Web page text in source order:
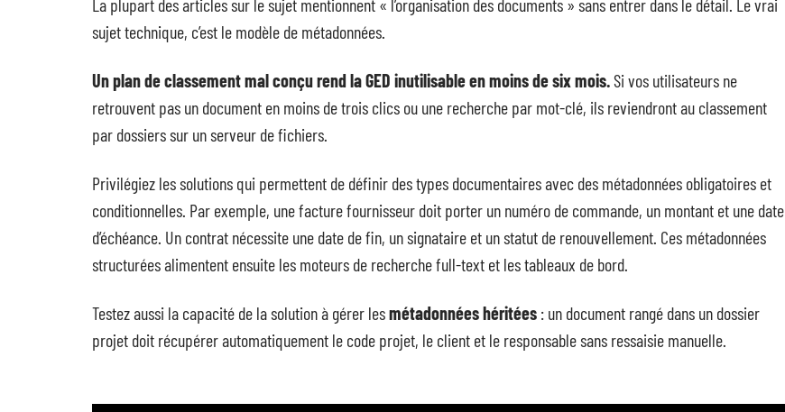
La plupart des articles sur le sujet mentionnent « l’organisation des documents » sans entrer dans le détail. Le vrai
sujet technique, c’est le modèle de métadonnées.
Un plan de classement mal conçu rend la GED inutilisable en moins de six mois.Si vos utilisateurs ne
retrouvent pas un document en moins de trois clics ou une recherche par mot-clé, ils reviendront au classement
par dossiers sur un serveur de fichiers.
Privilégiez les solutions qui permettent de définir des types documentaires avec des métadonnées obligatoires et
conditionnelles. Par exemple, une facture fournisseur doit porter un numéro de commande, un montant et une date
d’échéance. Un contrat nécessite une date de fin, un signataire et un statut de renouvellement. Ces métadonnées
structurées alimentent ensuite les moteurs de recherche full-text et les tableaux de bord.
Testez aussi la capacité de la solution à gérer lesmétadonnées héritées : un document rangé dans un dossier
projet doit récupérer automatiquement le code projet, le client et le responsable sans ressaisie manuelle.